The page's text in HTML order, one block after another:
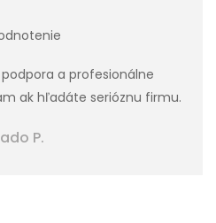
a profesionálne
ak hľadáte serióznu firmu.
P.